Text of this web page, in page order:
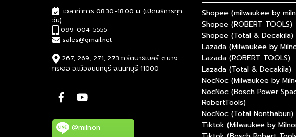
เวลาทำการ 08.30-18.00 น. (เปิดบริการทุก
วัน)
099-004-5555
sales@gmail.net
267, 269, 271, 273 ถ.รัตนาธิเบศร์ ต.บาง
กระสอ อ.เมืองนนทบุรี จ.นนทบุรี 11000
@milnon
Shopee (milwaukee by
Shopee (ROBERT TOOLS)
Shopee (Total & Decakila)
Lazada (Milwaukee by
Lazada (ROBERT TOOLS)
Lazada (Total & Decakila)
NocNoc (Milwaukee by
NocNoc (Bosch Power
RobertTools)
NocNoc (Total Nonthaburi)
Tiktok (Milwaukee by